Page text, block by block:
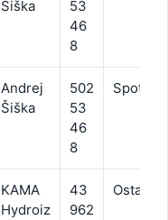
Šiška
53
46
8
Andrej
Šiška
502
53
46
8
KAMA
Hydroiz
43
962
Ostatné